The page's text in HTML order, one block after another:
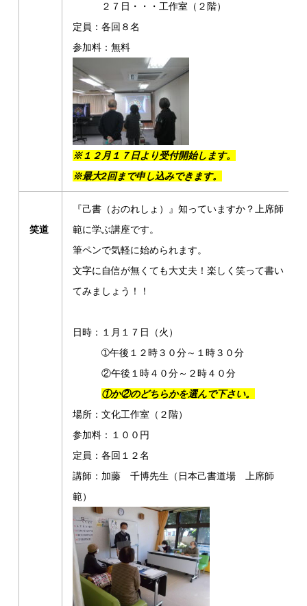
２７日・・・工作室（２階）
定員：各回８名
参加料：無料
※１２月１７日より受付開始します。
※最大2回まで申し込みできます。
笑道
『己書（おのれしょ）』知っていますか？上席師
範に学ぶ講座です。
筆ペンで気軽に始められます。
文字に自信が無くても大丈夫！楽しく笑って書い
てみましょう！！
日時：１月１７日（火）
➀午後１２時３０分～１時３０分
②午後１時４０分～２時４０分
①か②のどちらかを選んで下さい。
場所：文化工作室（２階）
参加料：１００円
定員：各回１２名
講師：加藤 千博先生（日本己書道場 上席師
範）